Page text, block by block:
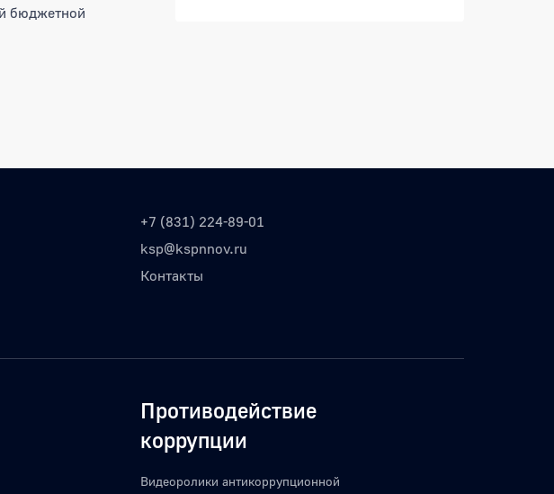
бюджетной
+7 (831) 224-89-01
ksp@kspnnov.ru
Контакты
Противодействие
коррупции
Видеоролики антикоррупционной